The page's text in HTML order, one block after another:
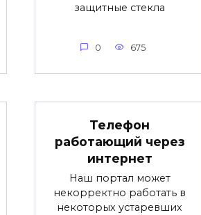
защитные стекла
0 675
Телефон
работающий через
интернет
Наш портал может
некорректно работать в
некоторых устаревших